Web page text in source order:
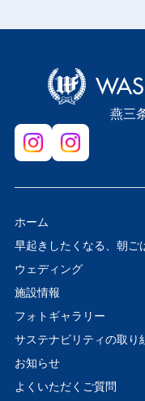
燕三
ホーム
早起きしたくなる、朝ご
ウェディング
施設情報
フォトギャラリー
サステナビリティの取り
お知らせ
よくいただくご質問